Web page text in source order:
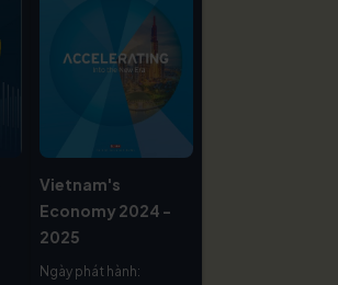
Vietnam's
Economy 2024 -
2025
Ngày phát hành: